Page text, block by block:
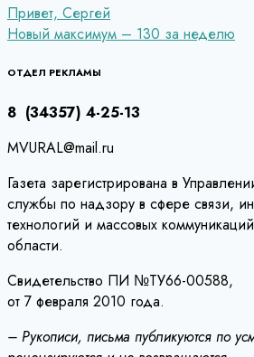
Навигация
по
записям
Привет, Сергей
Новый максимум – 130 за неделю
ОТДЕЛ РЕКЛАМЫ
8 (34357) 4-25-13
MVURAL@mail.ru
Газета зарегистрирована в
службы по надзору в сфере связи,
технологий и массовых
области.
Свидетельство ПИ №ТУ66-00588,
от 7 февраля 2010 года.
– Рукописи, письма публикуются по